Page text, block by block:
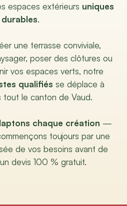
espaces extérieurs uniques
.
une terrasse conviviale,
poser des clôtures ou
vos espaces verts, notre
qualifiés se déplace à
tout le canton de Vaud.
chaque création —
toujours par une
de vos besoins avant de
devis 100 % gratuit.